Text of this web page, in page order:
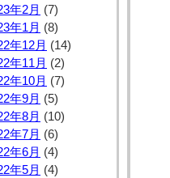
年2月 (7)
年1月 (8)
年12月 (14)
年11月 (2)
年10月 (7)
年9月 (5)
年8月 (10)
年7月 (6)
年6月 (4)
年5月 (4)